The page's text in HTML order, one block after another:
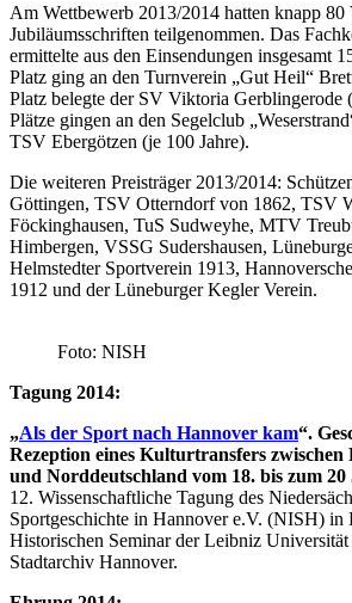
Am Wettbewerb 2013/2014 hatten knapp 80
Jubiläumsschriften teilgenommen. Das
ermittelte aus den Einsendungen insgesamt
Platz ging an den Turnverein „Gut Heil“
Platz belegte der SV Viktoria Gerblingerode
Plätze gingen an den Segelclub
TSV Ebergötzen (je 100 Jahre).
Die weiteren Preisträger 2013/2014:
Göttingen, TSV Otterndorf von 1862, TSV
Föckinghausen, TuS Sudweyhe, MTV
Himbergen, VSSG Sudershausen,
Helmstedter Sportverein 1913,
1912 und der Lüneburger Kegler Verein.
Foto: NISH
Tagung 2014:
„Als der Sport nach Hannover kam“.
Rezeption eines Kulturtransfers zwischen
und Norddeutschland vom 18. bis zum
12. Wissenschaftliche Tagung des
Sportgeschichte in Hannover e.V. (NISH) in
Historischen Seminar der Leibniz
Stadtarchiv Hannover.